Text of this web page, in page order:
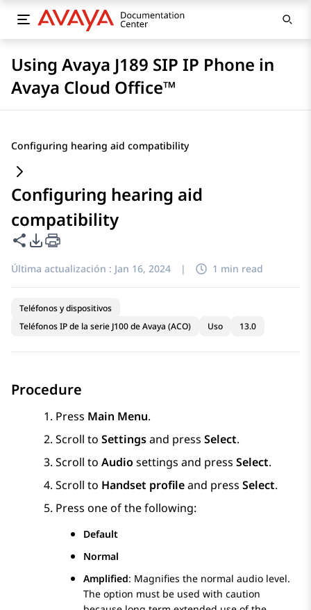
Using Avaya J189 SIP IP Phone in
Avaya Cloud Office™
Configuring hearing aid compatibility
Configuring hearing aid
compatibility
Compartir esta página
Opciones de exportación de PDF
Última actualización : Jan 16, 2024 | 1 min read
Teléfonos y dispositivos
Teléfonos IP de la serie J100 de Avaya (ACO)
Uso 13.0
Procedure
Press Main Menu.
Scroll to Settingsand press Select.
Scroll to Audio settings and press Select.
Scroll to Handset profileand press Select.
Press one of the following:
Default
Normal
Amplified: Magnifies the normal audio level.
The option must be used with caution